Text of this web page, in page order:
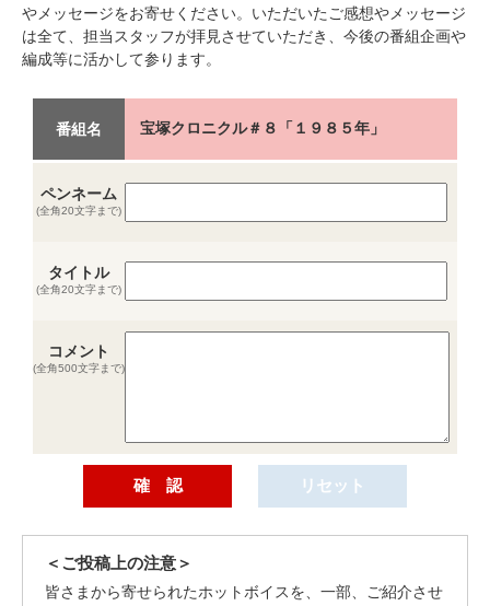
やメッセージをお寄せください。いただいたご感想やメッセージ
は全て、担当スタッフが拝見させていただき、今後の番組企画や
編成等に活かして参ります。
番組名 宝塚クロニクル＃８「１９８５年」
ペンネーム
(全角20文字まで)
タイトル
(全角20文字まで)
コメント
(全角500文字まで)
＜ご投稿上の注意＞
皆さまから寄せられたホットボイスを、一部、ご紹介させ